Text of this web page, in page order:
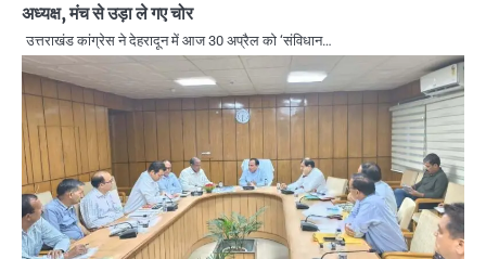
अध्यक्ष, मंच से उड़ा ले गए चोर
उत्तराखंड कांग्रेस ने देहरादून में आज 30 अप्रैल को ‘संविधान…